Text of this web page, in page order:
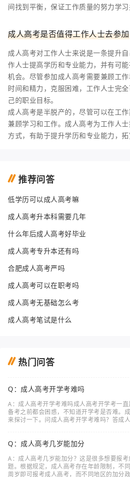
间找到平衡，保证工作质量的努力学习
成人高考是否值得工作人士去参加
成人高考对工作人士来说是一条提升
作人士提高学历和专业能力，并有可
机会。尽管参加成人高考需要兼顾工
时间和精力，克服困难，工作人士完
己的职业目标。
成人高考是半脱产的，尽管可以在工
兼顾学习和工作。成人高考为工作人
方式，有助于提升学历和专业能力，拓
推荐问答
低学历可以成人高考嘛
成人高考升本科需要几年
什么年后成人高考好毕业
成人高考专升本还有吗
合肥成人高考严吗
成人高考可以在职考吗
成人高考无基础怎么考
成人高考笔试是什么
热门问答
Q：成人高考开学考难吗
A：成人高考开学考难吗成人高考开学考一
备考之前都会困惑，不知道开学考是否难。
来探讨一下。问成人高考开学考难吗？答成
Q：成人高考几岁能加分
A：成人高考几岁能加分？这是很多想要报
题。根据规定，成人高考存在年龄限制，不
周岁即可报考成人高考，而不同地区的加分